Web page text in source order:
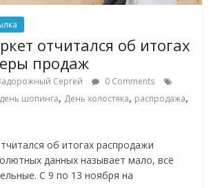
отчитался об итогах
продаж
Сергей
0 Comments
шопинга, День холостяка, распродажа,
об итогах распродажи
данных называет мало, всё
С 9 по 13 ноября на